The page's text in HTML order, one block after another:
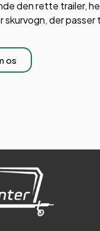
den rette trailer,
skurvogn, der passer
os